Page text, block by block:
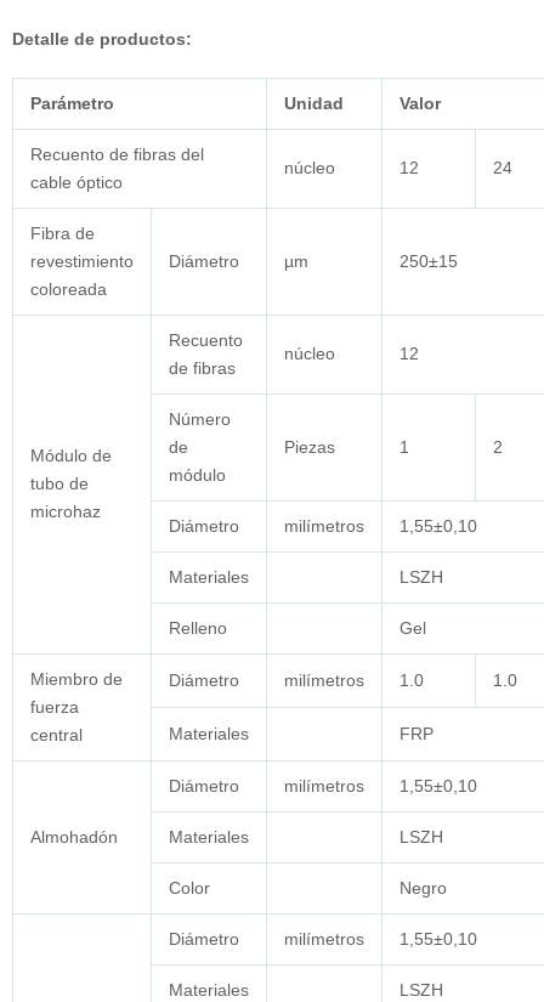
Detalle de productos:
Parámetro Unidad Valor
Recuento de fibras del
cable óptico
núcleo 12 24
Fibra de
revestimiento
coloreada
Diámetro µm 250±15
Módulo de
tubo de
microhaz
Recuento
de fibras
núcleo 12
Número
de
módulo
Piezas 1 2
Diámetro milímetros 1,55±0,10
Materiales LSZH
Relleno Gel
Miembro de
fuerza
central
Diámetro milímetros 1.0 1.0
Materiales FRP
Almohadón
Diámetro milímetros 1,55±0,10
Materiales LSZH
Color Negro
Diámetro milímetros 1,55±0,10
Materiales LSZH